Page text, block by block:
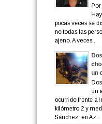
Por
pocas veces se
no todas las
ajeno. A veces...
un
un
ocurrido frente a
kilómetro 2 y
Sánchez, en Az...